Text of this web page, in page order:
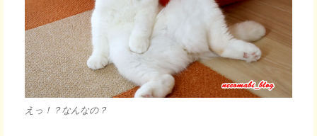
えっ！？なんなの？